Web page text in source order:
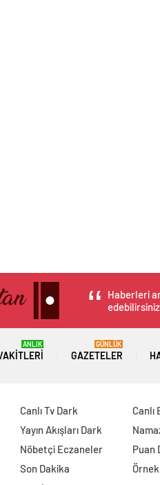
Haberleri
ANLIK
GAZETELER
GÜNLÜK
Canlı Tv Dark
Yayın Akışları Dark
Nöbetçi Eczaneler
Son Dakika
Canlı
Puan